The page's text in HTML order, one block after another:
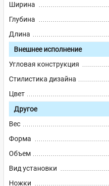
Ширина
Глубина
Длина
Внешнее исполнение
Угловая конструкция
Стилистика дизайна
Цвет
Другое
Вес
Форма
Объем
Вид установки
Ножки